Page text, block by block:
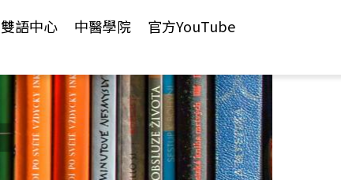
雙語中心 中醫學院 官方YouTube